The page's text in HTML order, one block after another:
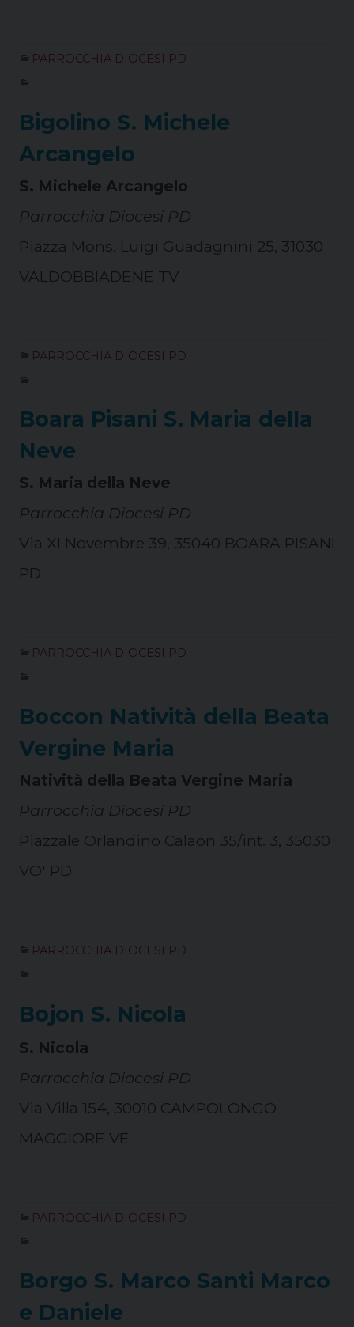
PARROCCHIA DIOCESI PD
Bigolino S. Michele
Arcangelo
S. Michele Arcangelo
Parrocchia Diocesi PD
Piazza Mons. Luigi Guadagnini 25, 31030
VALDOBBIADENE TV
PARROCCHIA DIOCESI PD
Boara Pisani S. Maria della
Neve
S. Maria della Neve
Parrocchia Diocesi PD
Via XI Novembre 39, 35040 BOARA PISANI
PD
PARROCCHIA DIOCESI PD
Boccon Natività della Beata
Vergine Maria
Natività della Beata Vergine Maria
Parrocchia Diocesi PD
Piazzale Orlandino Calaon 35/int. 3, 35030
VO' PD
PARROCCHIA DIOCESI PD
Bojon S. Nicola
S. Nicola
Parrocchia Diocesi PD
Via Villa 154, 30010 CAMPOLONGO
MAGGIORE VE
PARROCCHIA DIOCESI PD
Borgo S. Marco Santi Marco
e Daniele